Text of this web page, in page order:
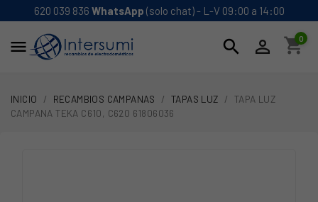
620 039 836 WhatsApp (solo chat) - L-V 09:00 a 14:00
 search  shopping_cart
0
INICIO RECAMBIOS CAMPANAS TAPAS LUZ
TAPA LUZ
CAMPANA TEKA C610, C620 61806036